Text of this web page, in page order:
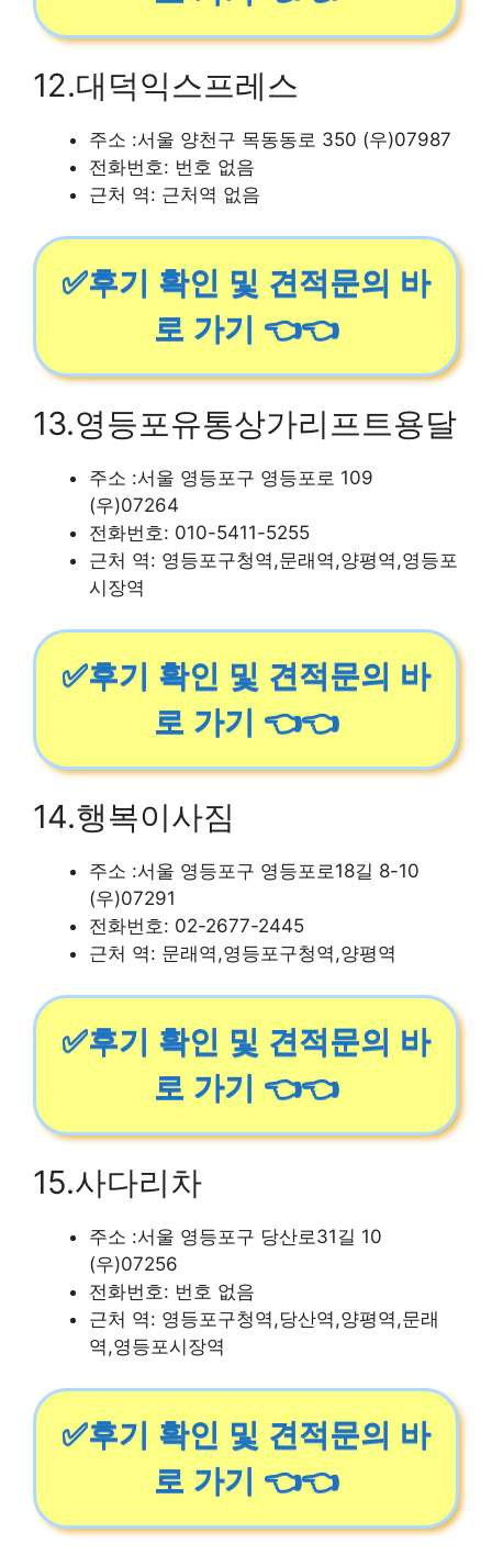
12.대덕익스프레스
주소 :서울 양천구 목동동로 350 (우)07987
전화번호: 번호 없음
근처 역: 근처역 없음
✅후기 확인 및 견적문의 바
로 가기 👈👈
13.영등포유통상가리프트용달
주소 :서울 영등포구 영등포로 109
(우)07264
전화번호: 010-5411-5255
근처 역: 영등포구청역,문래역,양평역,영등포
시장역
✅후기 확인 및 견적문의 바
로 가기 👈👈
14.행복이사짐
주소 :서울 영등포구 영등포로18길 8-10
(우)07291
전화번호: 02-2677-2445
근처 역: 문래역,영등포구청역,양평역
✅후기 확인 및 견적문의 바
로 가기 👈👈
15.사다리차
주소 :서울 영등포구 당산로31길 10
(우)07256
전화번호: 번호 없음
근처 역: 영등포구청역,당산역,양평역,문래
역,영등포시장역
✅후기 확인 및 견적문의 바
로 가기 👈👈